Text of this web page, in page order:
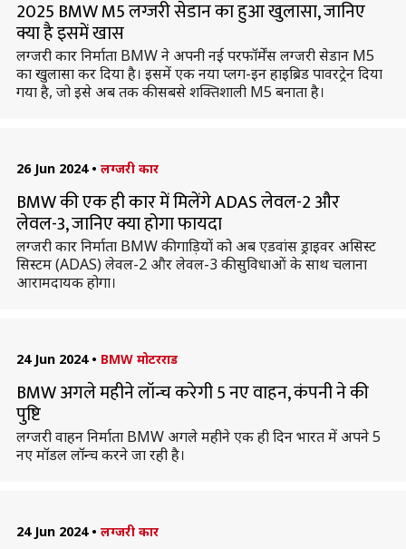
2025 BMW M5 लग्जरी सेडान का हुआ खुलासा, जानिए
क्या है इसमें खास
लग्जरी कार निर्माता BMW ने अपनी नई परफॉर्मेंस लग्जरी सेडान M5
का खुलासा कर दिया है। इसमें एक नया प्लग-इन हाइब्रिड पावरट्रेन दिया
गया है, जो इसे अब तक की सबसे शक्तिशाली M5 बनाता है।
26 Jun 2024 • लग्जरी कार
BMW की एक ही कार में मिलेंगे ADAS लेवल-2 और
लेवल-3, जानिए क्या होगा फायदा
लग्जरी कार निर्माता BMW की गाड़ियों को अब एडवांस ड्राइवर असिस्ट
सिस्टम (ADAS) लेवल-2 और लेवल-3 की सुविधाओं के साथ चलाना
आरामदायक होगा।
24 Jun 2024 • BMW मोटरराड
BMW अगले महीने लॉन्च करेगी 5 नए वाहन, कंपनी ने की
पुष्टि
लग्जरी वाहन निर्माता BMW अगले महीने एक ही दिन भारत में अपने 5
नए मॉडल लॉन्च करने जा रही है।
24 Jun 2024 • लग्जरी कार